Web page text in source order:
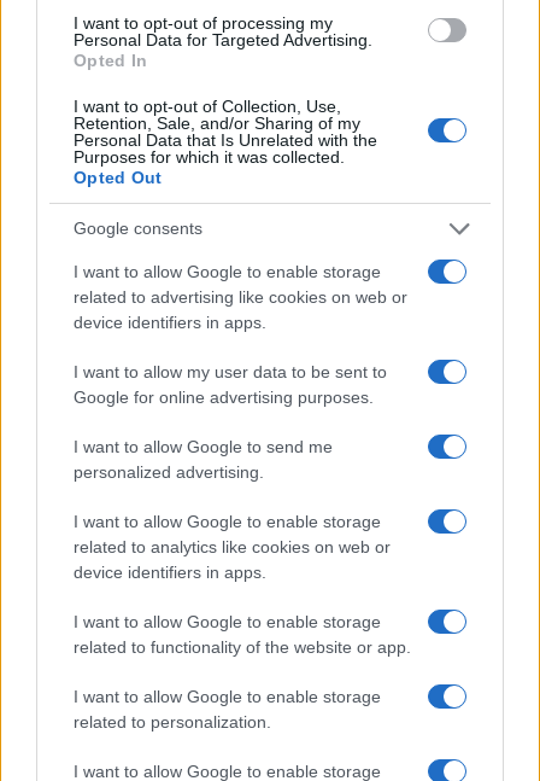
I want to opt-out of processing my
Personal Data for Targeted Advertising.
Opted In
I want to opt-out of Collection, Use,
Retention, Sale, and/or Sharing of my
Personal Data that Is Unrelated with the
Purposes for which it was collected.
Opted Out
Google consents
I want to allow Google to enable storage
related to advertising like cookies on web or
device identifiers in apps.
I want to allow my user data to be sent to
Google for online advertising purposes.
I want to allow Google to send me
personalized advertising.
I want to allow Google to enable storage
related to analytics like cookies on web or
device identifiers in apps.
I want to allow Google to enable storage
related to functionality of the website or app.
I want to allow Google to enable storage
related to personalization.
I want to allow Google to enable storage
rompere i coglioni,si ottiene l’effetto opposto
un irrigidimento nell’ostinazione, un ritorno al
così caro, ma diventa via di fuga, di salvezza da un
presente moralisticamente oppressivo e non più
sostenibile. Detto in parole essenziali: decenni di
rottura sul transfemminismo dittatoriale, equesti
sono i risultati
: la donna a casa, l’uomo “forte”
che ha l’ultima parola. Forse tutti questi apostoli
della nuova società, tra i quali “filantropi” e
dovrebbero farsi due conti; con loro, la stragrande
maggioranza dei media occidentali, che vengono
abbondantemente finanziati, cioè corrotti, per non
vedere quello che c’è e per vedere quello che non
Leggi anche:
L’ennesimo delirio gender: arrivano le